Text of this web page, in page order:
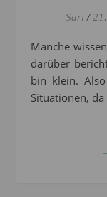
Sari /
Manche wissen es, manche nicht. Warum auch groß
darüber
bin klein.
Situationen,